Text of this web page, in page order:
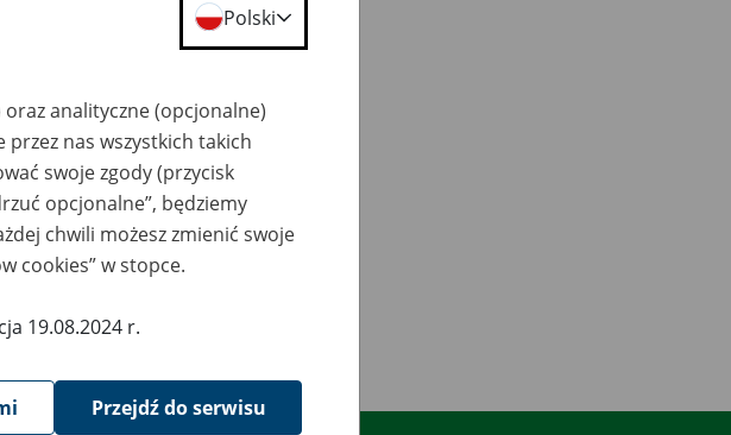
Polski
analityczne (opcjonalne)
przez nas wszystkich takich
swoje zgody (przycisk
opcjonalne”, będziemy
chwili możesz zmienić swoje
cookies” w stopce.
19.08.2024 r.
Przejdź do serwisu